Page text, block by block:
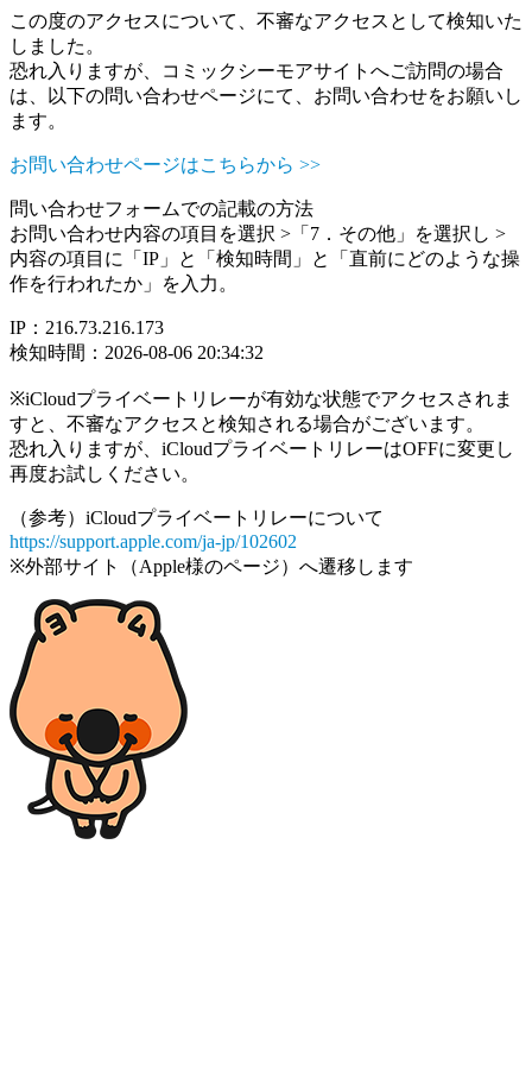
この度のアクセスについて、不審なアクセスとして検知いた
しました。
恐れ入りますが、コミックシーモアサイトへご訪問の場合
は、以下の問い合わせページにて、お問い合わせをお願いし
ます。
お問い合わせページはこちらから >>
問い合わせフォームでの記載の方法
お問い合わせ内容の項目を選択 >「7．その他」を選択し >
内容の項目に「IP」と「検知時間」と「直前にどのような操
作を行われたか」を入力。
IP：216.73.216.173
検知時間：2026-08-06 20:34:32
※iCloudプライベートリレーが有効な状態でアクセスされま
すと、不審なアクセスと検知される場合がございます。
恐れ入りますが、iCloudプライベートリレーはOFFに変更し
再度お試しください。
（参考）iCloudプライベートリレーについて
https://support.apple.com/ja-jp/102602
※外部サイト（Apple様のページ）へ遷移します